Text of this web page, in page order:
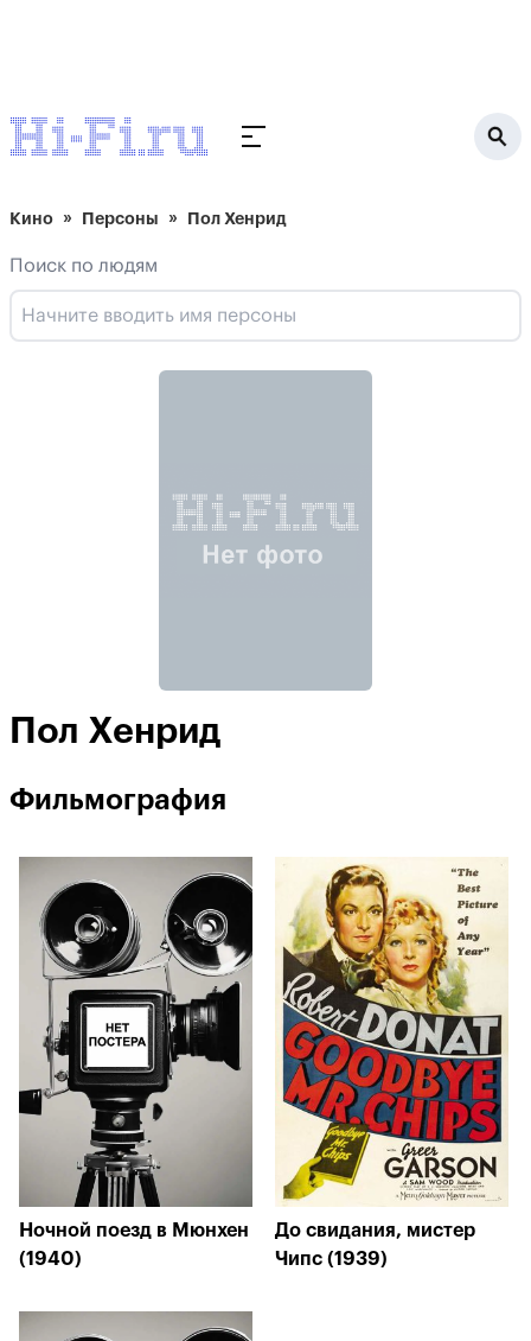
Кино Персоны Пол Хенрид
Поиск по людям
Пол Хенрид
Фильмография
Ночной поезд в Мюнхен
(1940)
До свидания, мистер
Чипс (1939)